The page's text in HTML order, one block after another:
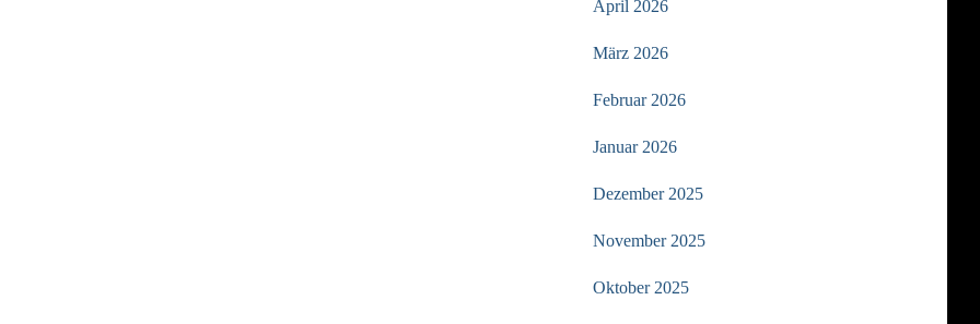
April 2026
März 2026
Februar 2026
Januar 2026
Dezember 2025
November 2025
Oktober 2025